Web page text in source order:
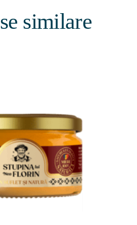
similare